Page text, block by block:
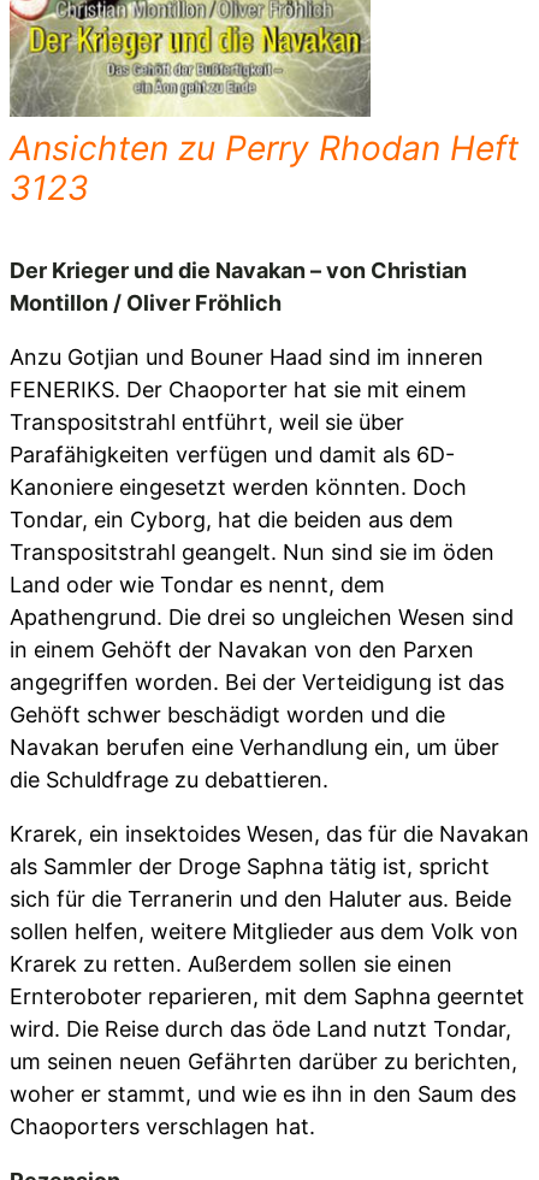
Ansichten zu Perry Rhodan Heft
3123
Der Krieger und die Navakan – von Christian
Montillon / Oliver Fröhlich
Anzu Gotjian und Bouner Haad sind im inneren
FENERIKS. Der Chaoporter hat sie mit einem
Transpositstrahl entführt, weil sie über
Parafähigkeiten verfügen und damit als 6D-
Kanoniere eingesetzt werden könnten. Doch
Tondar, ein Cyborg, hat die beiden aus dem
Transpositstrahl geangelt. Nun sind sie im öden
Land oder wie Tondar es nennt, dem
Apathengrund. Die drei so ungleichen Wesen sind
in einem Gehöft der Navakan von den Parxen
angegriffen worden. Bei der Verteidigung ist das
Gehöft schwer beschädigt worden und die
Navakan berufen eine Verhandlung ein, um über
die Schuldfrage zu debattieren.
Krarek, ein insektoides Wesen, das für die Navakan
als Sammler der Droge Saphna tätig ist, spricht
sich für die Terranerin und den Haluter aus. Beide
sollen helfen, weitere Mitglieder aus dem Volk von
Krarek zu retten. Außerdem sollen sie einen
Ernteroboter reparieren, mit dem Saphna geerntet
wird. Die Reise durch das öde Land nutzt Tondar,
um seinen neuen Gefährten darüber zu berichten,
woher er stammt, und wie es ihn in den Saum des
Chaoporters verschlagen hat.